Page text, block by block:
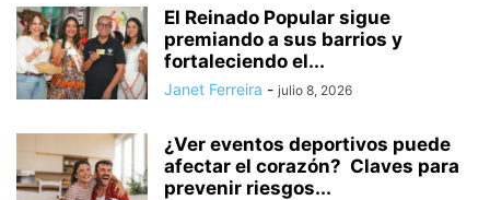
El Reinado Popular sigue
premiando a sus barrios y
fortaleciendo el...
Janet Ferreira - julio 8, 2026
¿Ver eventos deportivos puede
afectar el corazón? Claves para
prevenir riesgos...